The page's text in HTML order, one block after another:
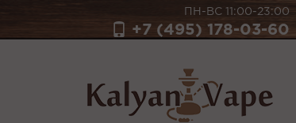
ПН-ВС 11:00-23:00
+7 (495) 178-03-60